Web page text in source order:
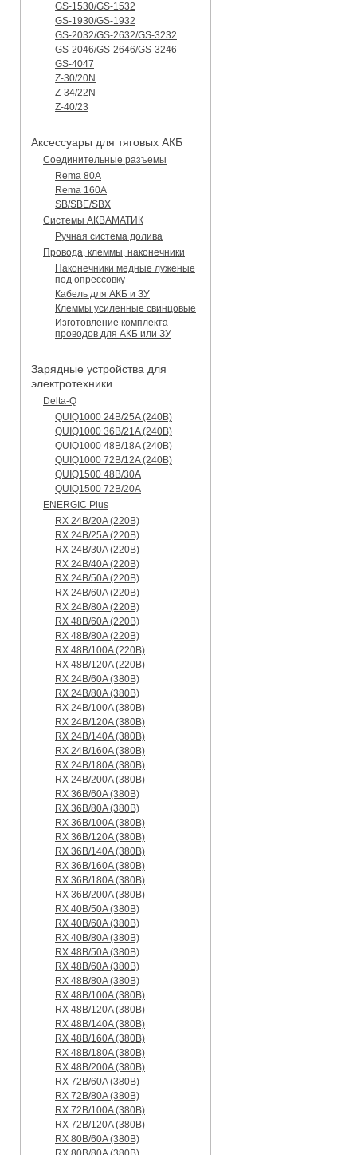
GS-1530/GS-1532
GS-1930/GS-1932
GS-2032/GS-2632/GS-3232
GS-2046/GS-2646/GS-3246
GS-4047
Z-30/20N
Z-34/22N
Z-40/23
Аксессуары для тяговых АКБ
Соединительные разъемы
Rema 80A
Rema 160A
SB/SBE/SBX
Системы АКВАМАТИК
Ручная система долива
Провода, клеммы, наконечники
Наконечники медные луженые
под опрессовку
Кабель для АКБ и ЗУ
Клеммы усиленные свинцовые
Изготовление комплекта
проводов для АКБ или ЗУ
Зарядные устройства для
электротехники
Delta-Q
QUIQ1000 24B/25A (240B)
QUIQ1000 36B/21A (240B)
QUIQ1000 48B/18A (240B)
QUIQ1000 72B/12A (240B)
QUIQ1500 48B/30A
QUIQ1500 72B/20A
ENERGIC Plus
RX 24B/20A (220B)
RX 24B/25A (220B)
RX 24B/30A (220B)
RX 24B/40A (220B)
RX 24B/50A (220B)
RX 24B/60A (220B)
RX 24B/80A (220B)
RX 48B/60A (220B)
RX 48B/80A (220B)
RX 48B/100A (220B)
RX 48B/120A (220B)
RX 24B/60A (380B)
RX 24B/80A (380B)
RX 24B/100A (380B)
RX 24B/120A (380B)
RX 24B/140A (380B)
RX 24B/160A (380B)
RX 24B/180A (380B)
RX 24B/200A (380B)
RX 36B/60A (380B)
RX 36B/80A (380B)
RX 36B/100A (380B)
RX 36B/120A (380B)
RX 36B/140A (380B)
RX 36B/160A (380B)
RX 36B/180A (380B)
RX 36B/200A (380B)
RX 40B/50A (380B)
RX 40B/60A (380B)
RX 40B/80A (380B)
RX 48B/50A (380B)
RX 48B/60A (380B)
RX 48B/80A (380B)
RX 48B/100A (380B)
RX 48B/120A (380B)
RX 48B/140A (380B)
RX 48B/160A (380B)
RX 48B/180A (380B)
RX 48B/200A (380B)
RX 72B/60A (380B)
RX 72B/80A (380B)
RX 72B/100A (380B)
RX 72B/120A (380B)
RX 80B/60A (380B)